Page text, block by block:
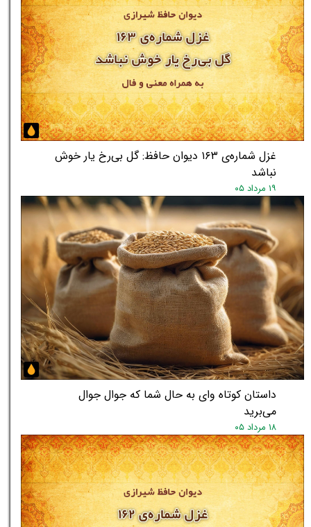
غزل شماره‌ی ۱۶۳ دیوان حافظ: گل بی‌رخ یار خوش
نباشد
۱۹ مرداد ۰۵
داستان کوتاه وای به حال شما که جوال جوال
می‌برید
۱۸ مرداد ۰۵